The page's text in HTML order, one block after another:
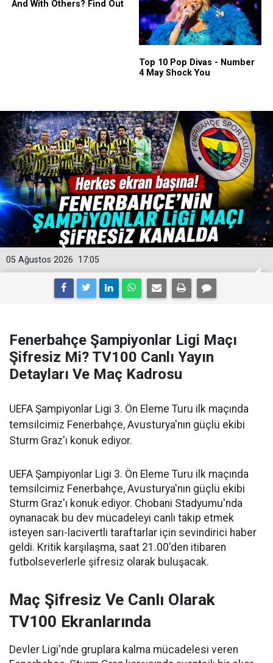
17:05
05 Ağustos 2026
Fenerbahçe Şampiyonlar Ligi Maçı
Şifresiz Mi? TV100 Canlı Yayın
Detayları Ve Maç Kadrosu
UEFA Şampiyonlar Ligi 3. Ön Eleme Turu ilk maçında
temsilcimiz Fenerbahçe, Avusturya'nın güçlü ekibi
Sturm Graz'ı konuk ediyor.
UEFA Şampiyonlar Ligi 3. Ön Eleme Turu ilk maçında
temsilcimiz Fenerbahçe, Avusturya'nın güçlü ekibi
Sturm Graz'ı konuk ediyor. Chobani Stadyumu'nda
oynanacak bu dev mücadeleyi canlı takip etmek
isteyen sarı-lacivertli taraftarlar için sevindirici haber
geldi. Kritik karşılaşma, saat 21.00'den itibaren
futbolseverlerle şifresiz olarak buluşacak.
Maç Şifresiz Ve Canlı Olarak
TV100 Ekranlarında
Devler Ligi'nde gruplara kalma mücadelesi veren